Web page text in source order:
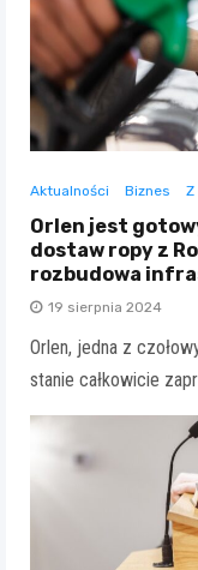
Aktualności Biznes Z
Orlen jest
dostaw ropy z
rozbudowa
19 sierpnia 2024
Orlen, jedna z
stanie całkowicie